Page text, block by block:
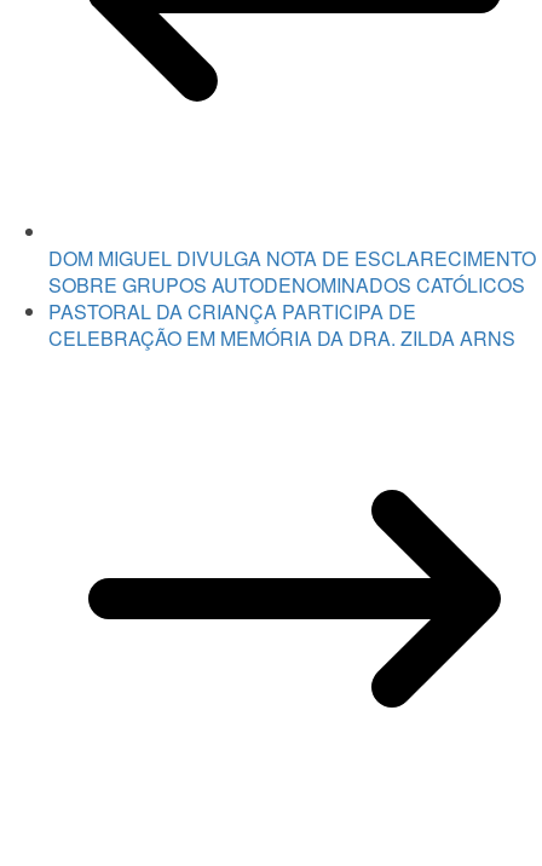
DOM MIGUEL DIVULGA NOTA DE ESCLARECIMENTO
SOBRE GRUPOS AUTODENOMINADOS CATÓLICOS
PASTORAL DA CRIANÇA PARTICIPA DE
CELEBRAÇÃO EM MEMÓRIA DA DRA. ZILDA ARNS